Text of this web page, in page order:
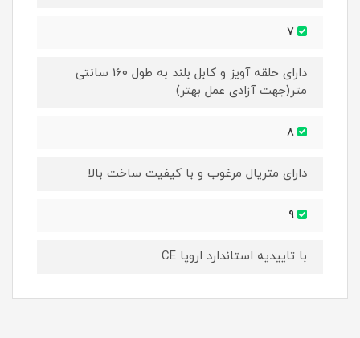
دارای حلقه آویز و کابل بلند به طول 160 سانتی
متر(جهت آزادی عمل بهتر)
دارای متریال مرغوب و با کیفیت ساخت بالا
با تاییدیه استاندارد اروپا CE